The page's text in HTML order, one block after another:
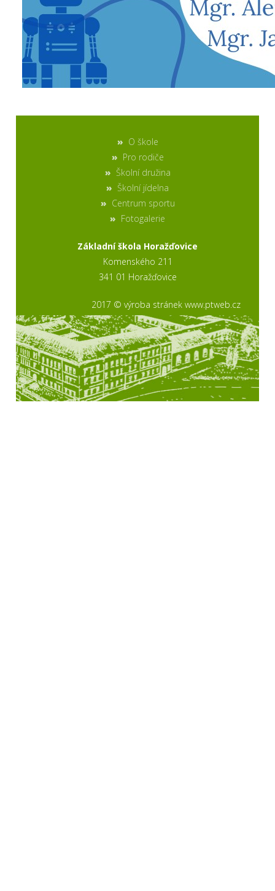
O škole
Pro rodiče
Školní družina
Školní jídelna
Centrum sportu
Fotogalerie
Základní škola Horažďovice
Komenského 211
341 01 Horažďovice
2017 © výroba stránek www.ptweb.cz